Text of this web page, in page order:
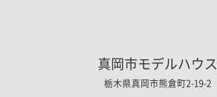
真岡市モデルハウス
栃木県真岡市熊倉町2-19-2